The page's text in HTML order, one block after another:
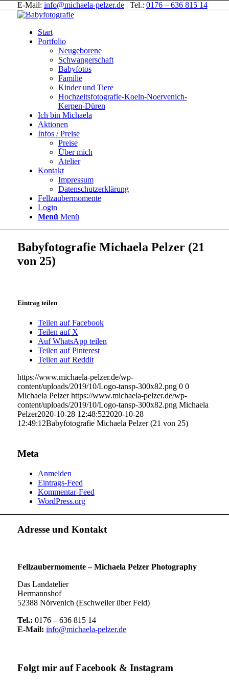
E-Mail: info@michaela-pelzer.de| Tel.: 0176 – 636 815 14
Start
Portfolio
Neugeborene
Schwangerschaft
Babyfotos
Familie
Kinder und Tiere
Hochzeitsfotografie-Koeln-Noervenich-
Kerpen-Düren
Ich bin Michaela
Aktionen
Infos / Preise
Preise
Über mich
Atelier
Kontakt
Impressum
Datenschutzerklärung
Fellzaubermomente
Login
Menü Menü
Babyfotografie Michaela Pelzer (21
von 25)
Eintrag teilen
Teilen auf Facebook
Teilen auf X
Auf WhatsApp teilen
Teilen auf Pinterest
Teilen auf Reddit
https://www.michaela-pelzer.de/wp-
content/uploads/2019/10/Logo-tansp-300x82.png 0 0
Michaela Pelzer https://www.michaela-pelzer.de/wp-
content/uploads/2019/10/Logo-tansp-300x82.png Michaela
Pelzer2020-10-28 12:48:522020-10-28
12:49:12Babyfotografie Michaela Pelzer (21 von 25)
Meta
Anmelden
Eintrags-Feed
Kommentar-Feed
WordPress.org
Adresse und Kontakt
Fellzaubermomente –Michaela Pelzer Photography
Das Landatelier
Hermannshof
52388 Nörvenich (Eschweiler über Feld)
Tel.: 0176 – 636 815 14
E-Mail: info@michaela-pelzer.de
Folgt mir auf Facebook & Instagram